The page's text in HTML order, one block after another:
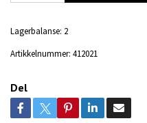
Lagerbalanse: 2
Artikkelnummer: 412021
Del